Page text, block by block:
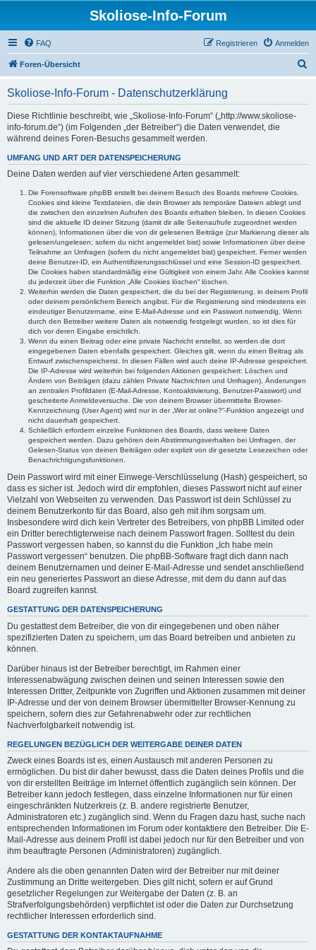
Skoliose-Info-Forum
FAQ Anmelden
Registrieren
Foren-Übersicht
Skoliose-Info-Forum - Datenschutzerklärung
Diese Richtlinie beschreibt, wie „Skoliose-Info-Forum“ („http://www.skoliose-
info-forum.de“) (im Folgenden „der Betreiber“) die Daten verwendet, die
während deines Foren-Besuchs gesammelt werden.
UMFANG UND ART DER DATENSPEICHERUNG
Deine Daten werden auf vier verschiedene Arten gesammelt:
Die Forensoftware phpBB erstellt bei deinem Besuch des Boards mehrere Cookies.
Cookies sind kleine Textdateien, die dein Browser als temporäre Dateien ablegt und
die zwischen den einzelnen Aufrufen des Boards erhalten bleiben. In diesen Cookies
sind die aktuelle ID deiner Sitzung (damit dir alle Seitenaufrufe zugeordnet werden
können), Informationen über die von dir gelesenen Beiträge (zur Markierung dieser als
gelesen/ungelesen; sofern du nicht angemeldet bist) sowie Informationen über deine
Teilnahme an Umfragen (sofern du nicht angemeldet bist) gespeichert. Ferner werden
deine Benutzer-ID, ein Authentifizierungsschlüssel und eine Session-ID gespeichert.
Die Cookies haben standardmäßig eine Gültigkeit von einem Jahr. Alle Cookies kannst
du jederzeit über die Funktion „Alle Cookies löschen“ löschen.
Weiterhin werden die Daten gespeichert, die du bei der Registrierung, in deinem Profil
oder deinem persönlichem Bereich angibst. Für die Registrierung sind mindestens ein
eindeutiger Benutzername, eine E-Mail-Adresse und ein Passwort notwendig. Wenn
durch den Betreiber weitere Daten als notwendig festgelegt wurden, so ist dies für
dich vor deren Eingabe ersichtlich.
Wenn du einen Beitrag oder eine private Nachricht erstellst, so werden die dort
eingegebenen Daten ebenfalls gespeichert. Gleiches gilt, wenn du einen Beitrag als
Entwurf zwischenspeicherst. In diesen Fällen wird auch deine IP-Adresse gespeichert.
Die IP-Adresse wird weiterhin bei folgenden Aktionen gespeichert: Löschen und
Ändern von Beiträgen (dazu zählen Private Nachrichten und Umfragen), Änderungen
an zentralen Profildaten (E-Mail-Adresse, Kontoaktivierung, Benutzer-Passwort) und
gescheiterte Anmeldeversuche. Die von deinem Browser übermittelte Browser-
Kennzeichnung (User Agent) wird nur in der „Wer ist online?“-Funktion angezeigt und
nicht dauerhaft gespeichert.
Schließlich erfordern einzelne Funktionen des Boards, dass weitere Daten
gespeichert werden. Dazu gehören dein Abstimmungsverhalten bei Umfragen, der
Gelesen-Status von deinen Beiträgen oder explizit von dir gesetzte Lesezeichen oder
Benachrichtigungsfunktionen.
Dein Passwort wird mit einer Einwege-Verschlüsselung (Hash) gespeichert, so
dass es sicher ist. Jedoch wird dir empfohlen, dieses Passwort nicht auf einer
Vielzahl von Webseiten zu verwenden. Das Passwort ist dein Schlüssel zu
deinem Benutzerkonto für das Board, also geh mit ihm sorgsam um.
Insbesondere wird dich kein Vertreter des Betreibers, von phpBB Limited oder
ein Dritter berechtigterweise nach deinem Passwort fragen. Solltest du dein
Passwort vergessen haben, so kannst du die Funktion „Ich habe mein
Passwort vergessen“ benutzen. Die phpBB-Software fragt dich dann nach
deinem Benutzernamen und deiner E-Mail-Adresse und sendet anschließend
ein neu generiertes Passwort an diese Adresse, mit dem du dann auf das
Board zugreifen kannst.
GESTATTUNG DER DATENSPEICHERUNG
Du gestattest dem Betreiber, die von dir eingegebenen und oben näher
spezifizierten Daten zu speichern, um das Board betreiben und anbieten zu
können.
Darüber hinaus ist der Betreiber berechtigt, im Rahmen einer
Interessenabwägung zwischen deinen und seinen Interessen sowie den
Interessen Dritter, Zeitpunkte von Zugriffen und Aktionen zusammen mit deiner
IP-Adresse und der von deinem Browser übermittelter Browser-Kennung zu
speichern, sofern dies zur Gefahrenabwehr oder zur rechtlichen
Nachverfolgbarkeit notwendig ist.
REGELUNGEN BEZÜGLICH DER WEITERGABE DEINER DATEN
Zweck eines Boards ist es, einen Austausch mit anderen Personen zu
ermöglichen. Du bist dir daher bewusst, dass die Daten deines Profils und die
von dir erstellten Beiträge im Internet öffentlich zugänglich sein können. Der
Betreiber kann jedoch festlegen, dass einzelne Informationen nur für einen
eingeschränkten Nutzerkreis (z. B. andere registrierte Benutzer,
Administratoren etc.) zugänglich sind. Wenn du Fragen dazu hast, suche nach
entsprechenden Informationen im Forum oder kontaktiere den Betreiber. Die E-
Mail-Adresse aus deinem Profil ist dabei jedoch nur für den Betreiber und von
ihm beauftragte Personen (Administratoren) zugänglich.
Andere als die oben genannten Daten wird der Betreiber nur mit deiner
Zustimmung an Dritte weitergeben. Dies gilt nicht, sofern er auf Grund
gesetzlicher Regelungen zur Weitergabe der Daten (z. B. an
Strafverfolgungsbehörden) verpflichtet ist oder die Daten zur Durchsetzung
rechtlicher Interessen erforderlich sind.
GESTATTUNG DER KONTAKTAUFNAHME